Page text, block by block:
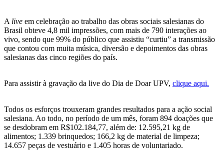
A live em celebração ao trabalho das obras sociais salesianas do
Brasil obteve 4,8 mil impressões, com mais de 790 interações ao
vivo, sendo que 99% do público que assistiu “curtiu” a transmissão
que contou com muita música, diversão e depoimentos das obras
salesianas das cinco regiões do país.
Para assistir à gravação da live do Dia de Doar UPV, clique aqui.
Todos os esforços trouxeram grandes resultados para a ação social
salesiana. Ao todo, no período de um mês, foram 894 doações que
se desdobram em R$102.184,77, além de: 12.595,21 kg de
alimentos; 1.339 brinquedos; 166,2 kg de material de limpeza;
14.657 peças de vestuário e 1.405 horas de voluntariado.